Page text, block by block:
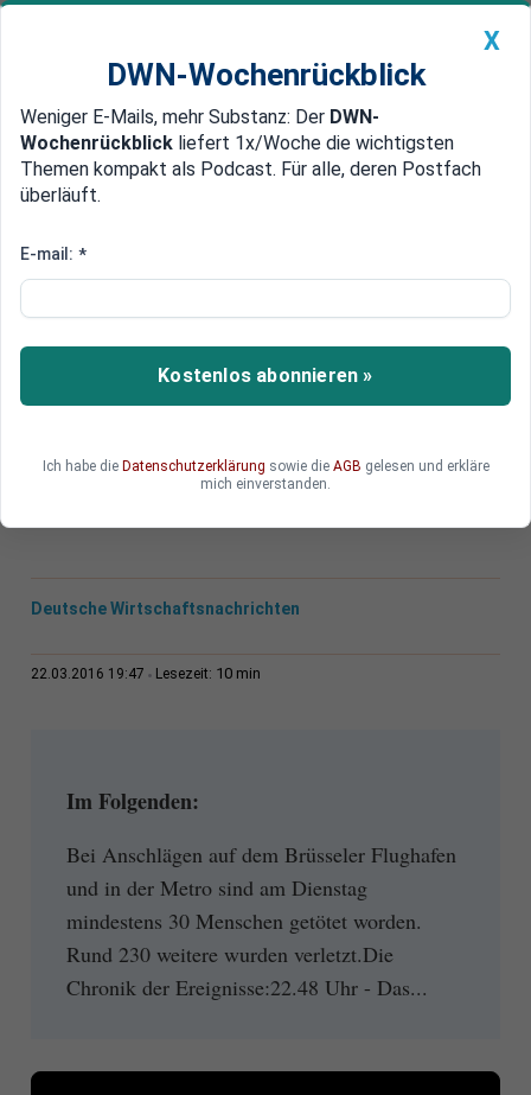
Newsticker MEIN DWN: Geldanlage Premium
Edelmetalle DWN-Magazin China
Chemische Produkte gefunden
Europa: Terror-Miliz IS kündigt
„schwarze Tage“ an
Die Terror-Miliz IS soll „schwarze Tage“ als
IS-Flagge gefunden. Auf dem Hauptbahnhof in
Deutsche Wirtschaftsnachrichten
22.03.2016 19:47 Lesezeit: 10 min
Im Folgenden:
Bei Anschlägen auf dem Brüsseler Flughafen
und in der Metro sind am Dienstag
mindestens 30 Menschen getötet worden.
Rund 230 weitere wurden verletzt.Die
Chronik der Ereignisse:22.48 Uhr - Das...
X
DWN-Wochenrückblick
Weniger E-Mails, mehr Substanz: Der DWN-
Wochenrückblick liefert 1x/Woche die wichtigsten
Themen kompakt als Podcast. Für alle, deren Postfach
überläuft.
E-mail: *
Kostenlos abonnieren »
Ich habe die Datenschutzerklärung sowie die AGB gelesen und erkläre
mich einverstanden.